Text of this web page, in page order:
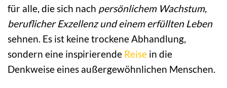
für alle, die sich nach persönlichem Wachstum,
beruflicher Exzellenz und einem erfüllten Leben
sehnen. Es ist keine trockene Abhandlung,
sondern eine inspirierende Reise in die
Denkweise eines außergewöhnlichen Menschen.